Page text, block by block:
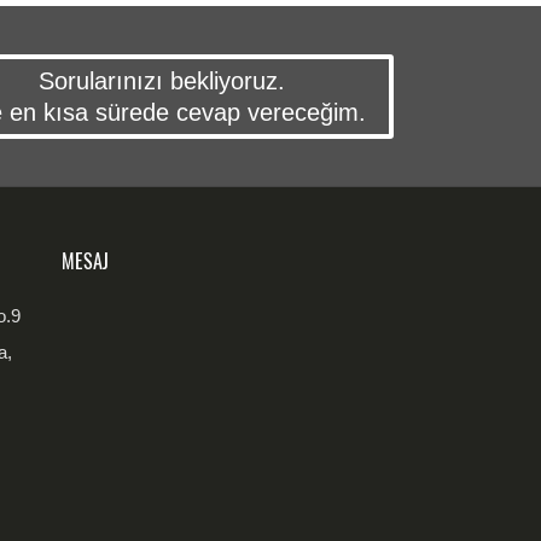
Sorularınızı bekliyoruz.
en kısa sürede cevap vereceğim.
MESAJ